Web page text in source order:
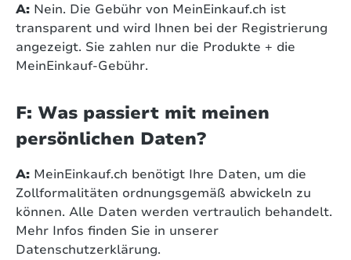
A: Nein. Die Gebühr von MeinEinkauf.ch ist
transparent und wird Ihnen bei der Registrierung
angezeigt. Sie zahlen nur die Produkte + die
MeinEinkauf-Gebühr.
F: Was passiert mit meinen
persönlichen Daten?
A: MeinEinkauf.ch benötigt Ihre Daten, um die
Zollformalitäten ordnungsgemäß abwickeln zu
können. Alle Daten werden vertraulich behandelt.
Mehr Infos finden Sie in unserer
Datenschutzerklärung.